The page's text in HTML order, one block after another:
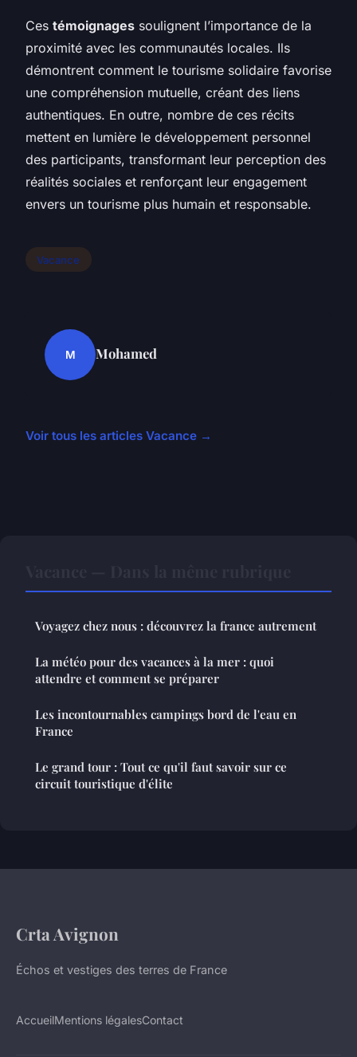
Ces témoignages soulignent l’importance de la
proximité avec les communautés locales. Ils
démontrent comment le tourisme solidaire favorise
une compréhension mutuelle, créant des liens
authentiques. En outre, nombre de ces récits
mettent en lumière le développement personnel
des participants, transformant leur perception des
réalités sociales et renforçant leur engagement
envers un tourisme plus humain et responsable.
Vacance
M Mohamed
Voir tous les articles Vacance →
Voyagez chez nous : découvrez la france autrement
La météo pour des vacances à la mer : quoi
attendre et comment se préparer
Les incontournables campings bord de l'eau en
France
Le grand tour : Tout ce qu'il faut savoir sur ce
circuit touristique d'élite
Crta Avignon
Échos et vestiges des terres de France
AccueilMentions légalesContact